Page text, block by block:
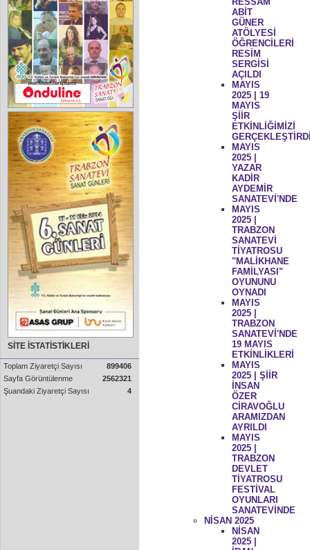
SİTE İSTATİSTİKLERİ
Toplam Ziyaretçi Sayısı
899406
Sayfa Görüntülenme
2562321
Şuandaki Ziyaretçi Sayısı
4
ABİT
GÜNER
ATÖLYESİ
ÖĞRENCİLERİ
RESİM
SERGİSİ
AÇILDI
MAYIS
2025 | 19
MAYIS
ŞİİR
ETKİNLİĞİMİZİ
MAYIS
2025 |
YAZAR
KADİR
AYDEMİR
SANATEVİ'NDE
MAYIS
2025 |
TRABZON
SANATEVİ
TİYATROSU
"MALİKHANE
FAMİLYASI"
OYUNUNU
OYNADI
MAYIS
2025 |
TRABZON
SANATEVİ'NDE
19 MAYIS
ETKİNLİKLERİ
MAYIS
2025 | ŞİİR
İNSAN
ÖZER
CİRAVOĞLU
ARAMIZDAN
AYRILDI
MAYIS
2025 |
TRABZON
DEVLET
TİYATROSU
FESTİVAL
OYUNLARI
SANATEVİNDE
NİSAN 2025
NİSAN
2025 |